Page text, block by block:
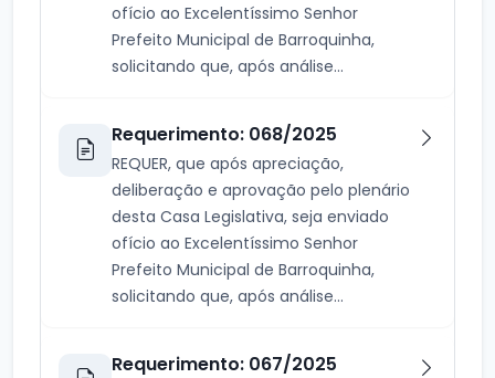
ofício ao Excelentíssimo Senhor
Prefeito Municipal de Barroquinha,
solicitando que, após análise...
Requerimento: 068/2025
REQUER, que após apreciação,
deliberação e aprovação pelo plenário
desta Casa Legislativa, seja enviado
ofício ao Excelentíssimo Senhor
Prefeito Municipal de Barroquinha,
solicitando que, após análise...
Requerimento: 067/2025